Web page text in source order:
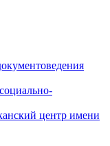
центр имени